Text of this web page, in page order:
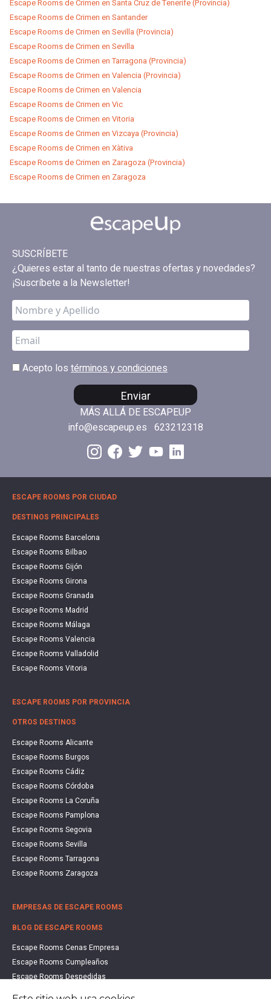
Escape Rooms de Crimen en Santa Cruz de Tenerife (Provincia)
Escape Rooms de Crimen en Santander
Escape Rooms de Crimen en Sevilla (Provincia)
Escape Rooms de Crimen en Sevilla
Escape Rooms de Crimen en Tarragona (Provincia)
Escape Rooms de Crimen en Valencia (Provincia)
Escape Rooms de Crimen en Valencia
Escape Rooms de Crimen en Vic
Escape Rooms de Crimen en Vitoria
Escape Rooms de Crimen en Vizcaya (Provincia)
Escape Rooms de Crimen en Xàtiva
Escape Rooms de Crimen en Zaragoza (Provincia)
Escape Rooms de Crimen en Zaragoza
SUSCRÍBETE
¿Quieres estar al tanto de nuestras ofertas y novedades?
¡Suscríbete a la Newsletter!
Acepto los términos y condiciones
Enviar
MÁS ALLÁ DE ESCAPEUP
info@escapeup.es 623212318
ESCAPE ROOMS POR CIUDAD
DESTINOS PRINCIPALES
Escape Rooms Barcelona
Escape Rooms Bilbao
Escape Rooms Gijón
Escape Rooms Girona
Escape Rooms Granada
Escape Rooms Madrid
Escape Rooms Málaga
Escape Rooms Valencia
Escape Rooms Valladolid
Escape Rooms Vitoria
ESCAPE ROOMS POR PROVINCIA
OTROS DESTINOS
Escape Rooms Alicante
Escape Rooms Burgos
Escape Rooms Cádiz
Escape Rooms Córdoba
Escape Rooms La Coruña
Escape Rooms Pamplona
Escape Rooms Segovia
Escape Rooms Sevilla
Escape Rooms Tarragona
Escape Rooms Zaragoza
EMPRESAS DE ESCAPE ROOMS
BLOG DE ESCAPE ROOMS
Escape Rooms Cenas Empresa
Escape Rooms Cumpleaños
Escape Rooms Despedidas